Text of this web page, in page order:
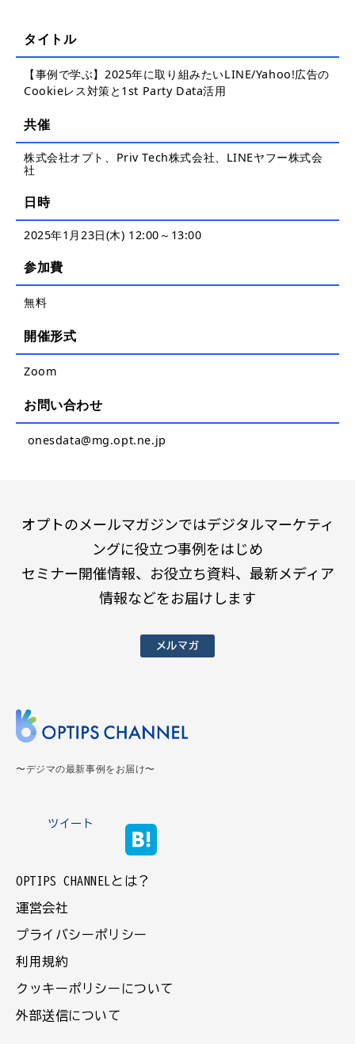
タイトル
【事例で学ぶ】2025年に取り組みたいLINE/Yahoo!広告の
Cookieレス対策と1st Party Data活用
共催
株式会社オプト、Priv Tech株式会社、LINEヤフー株式会
社
日時
2025年1月23日(木) 12:00～13:00
参加費
無料
開催形式
Zoom
お問い合わせ
onesdata@mg.opt.ne.jp
オプトのメールマガジンではデジタルマーケティ
ングに役立つ事例をはじめ
セミナー開催情報、お役立ち資料、最新メディア
情報などをお届けします
メルマガ
〜デジマの最新事例をお届け〜
ツイート
OPTIPS CHANNELとは？
運営会社
プライバシーポリシー
利用規約
クッキーポリシーについて
外部送信について